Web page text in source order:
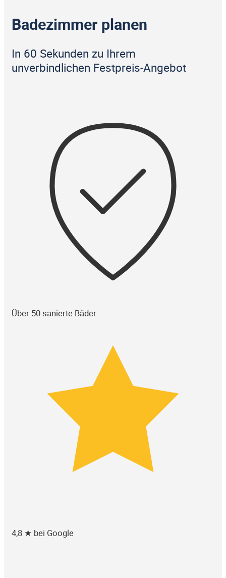
Badezimmer planen
In 60 Sekunden zu Ihrem
unverbindlichen Festpreis-Angebot
Über 50 sanierte Bäder
4,8 ★ bei Google